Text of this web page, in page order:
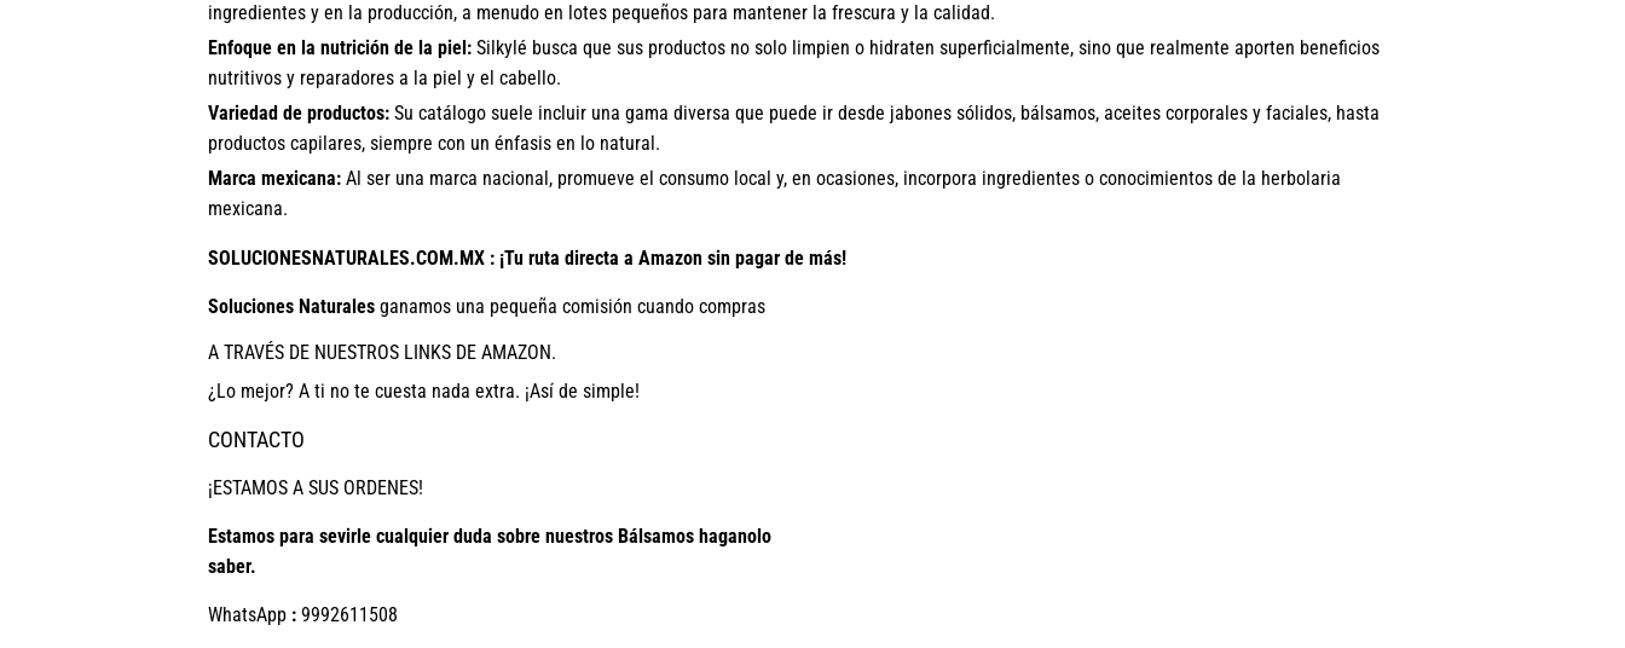
ingredientes y en la producción, a menudo en lotes pequeños para mantener la frescura y la calidad.
Enfoque en la nutrición de la piel: Silkylé busca que sus productos no solo limpien o hidraten superficialmente, sino que realmente aporten beneficios
nutritivos y reparadores a la piel y el cabello.
Variedad de productos: Su catálogo suele incluir una gama diversa que puede ir desde jabones sólidos, bálsamos, aceites corporales y faciales, hasta
productos capilares, siempre con un énfasis en lo natural.
Marca mexicana: Al ser una marca nacional, promueve el consumo local y, en ocasiones, incorpora ingredientes o conocimientos de la herbolaria
mexicana.
SOLUCIONESNATURALES.COM.MX : ¡Tu ruta directa a Amazon sin pagar de más!
Soluciones Naturales ganamos una pequeña comisión cuando compras
A TRAVÉS DE NUESTROS LINKS DE AMAZON.
¿Lo mejor? A ti no te cuesta nada extra. ¡Así de simple!
CONTACTO
¡ESTAMOS A SUS ORDENES!
Estamos para sevirle cualquier duda sobre nuestros Bálsamos haganolo
saber.
WhatsApp : 9992611508